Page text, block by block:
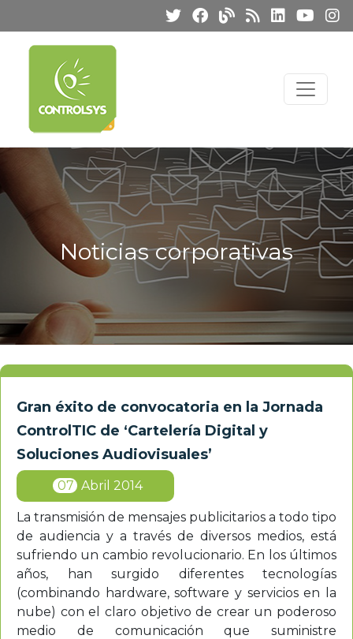
Noticias corporativas
Gran éxito de convocatoria en la Jornada
ControlTIC de ‘Cartelería Digital y
Soluciones Audiovisuales’
07 Abril 2014
La transmisión de mensajes publicitarios a todo tipo
de audiencia y a través de diversos medios, está
sufriendo un cambio revolucionario. En los últimos
años, han surgido diferentes tecnologías
(combinando hardware, software y servicios en la
nube) con el claro objetivo de crear un poderoso
medio de comunicación que suministre